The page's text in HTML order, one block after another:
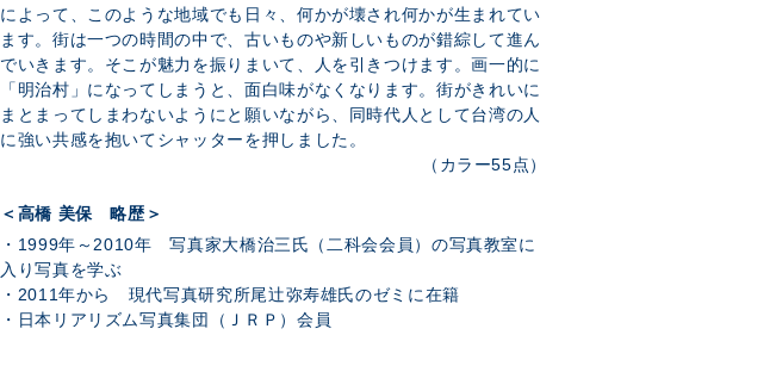
によって、このような地域でも日々、何かが壊され何かが生まれてい
ます。街は一つの時間の中で、古いものや新しいものが錯綜して進ん
でいきます。そこが魅力を振りまいて、人を引きつけます。画一的に
「明治村」になってしまうと、面白味がなくなります。街がきれいに
まとまってしまわないようにと願いながら、同時代人として台湾の人
に強い共感を抱いてシャッターを押しました。
（カラー55点）
＜高橋 美保 略歴＞
・1999年～2010年 写真家大橋治三氏（二科会会員）の写真教室に
入り写真を学ぶ
・2011年から 現代写真研究所尾辻弥寿雄氏のゼミに在籍
・日本リアリズム写真集団（ＪＲＰ）会員